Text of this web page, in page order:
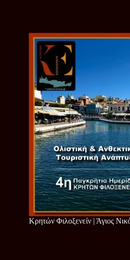
Κρητών Φιλοξενείν | Άγιος